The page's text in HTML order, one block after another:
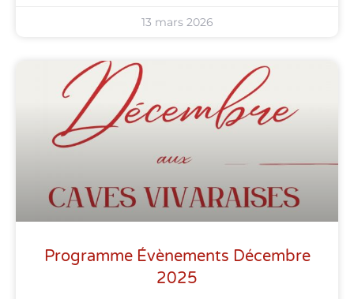
13 mars 2026
Programme Évènements Décembre
2025